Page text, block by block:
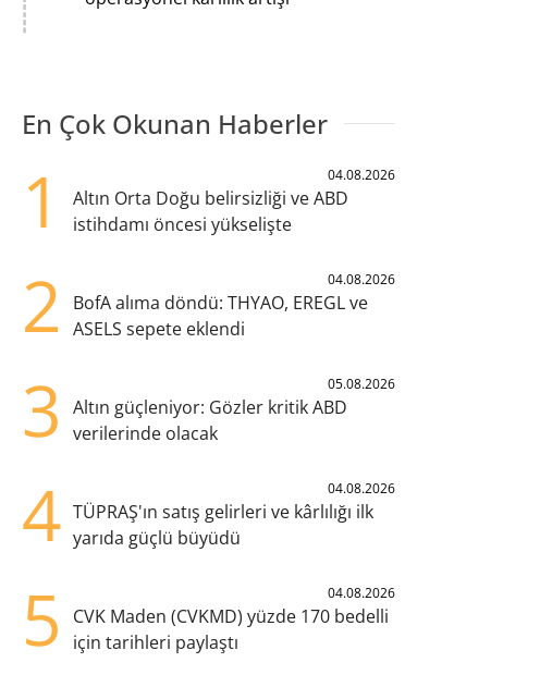
En Çok Okunan Haberler
1 04.08.2026
Altın Orta Doğu belirsizliği ve ABD
istihdamı öncesi yükselişte
2 04.08.2026
BofA alıma döndü: THYAO, EREGL ve
ASELS sepete eklendi
3 05.08.2026
Altın güçleniyor: Gözler kritik ABD
verilerinde olacak
4 04.08.2026
TÜPRAŞ'ın satış gelirleri ve kârlılığı ilk
yarıda güçlü büyüdü
5 04.08.2026
CVK Maden (CVKMD) yüzde 170 bedelli
için tarihleri paylaştı